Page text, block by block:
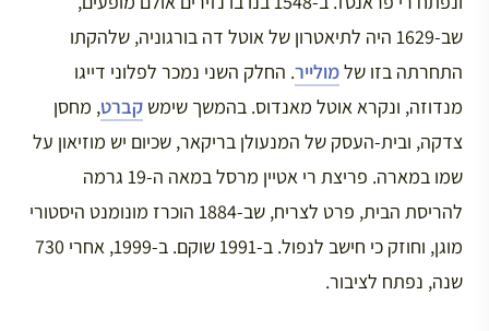
שב-1629 היה לתיאטרון של אוטל דה בורגוניה, שלהקתו
התחרתה בזו שלמולייר. החלק השני נמכר לפלוני דייגו
מנדוזה, ונקרא אוטל מאנדוס. בהמשך שימש קברט, מחסן
צדקה, ובית-העסק של המנעולן בריקאר, שכיום יש מוזיאון על
שמו במארה. פריצת רי אטיין מרסל במאה ה-19 גרמה
להריסת הבית, פרט לצריח, שב-1884 הוכרז מונומנט היסטורי
מוגן, וחוזק כי חישב לנפול. ב-1991 שוקם. ב-1999, אחרי 730
שנה, נפתח לציבור.